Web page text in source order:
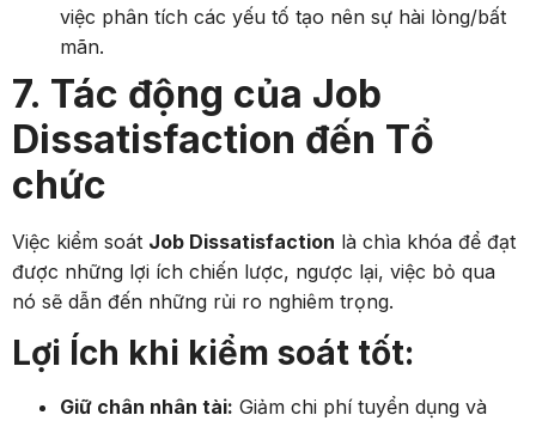
việc phân tích các yếu tố tạo nên sự hài lòng/bất
mãn.
7. Tác động của Job
Dissatisfaction đến Tổ
chức
Việc kiểm soát Job Dissatisfaction là chìa khóa để đạt
được những lợi ích chiến lược, ngược lại, việc bỏ qua
nó sẽ dẫn đến những rủi ro nghiêm trọng.
Lợi Ích khi kiểm soát tốt:
Giữ chân nhân tài: Giảm chi phí tuyển dụng và